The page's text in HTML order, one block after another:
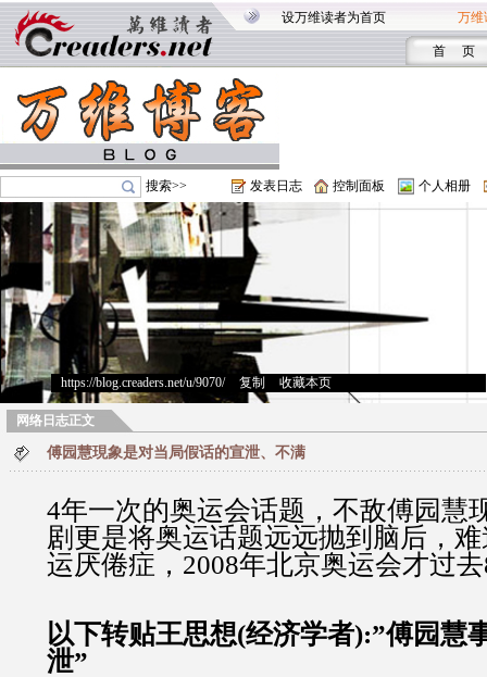
设万维读者为首页 万维
首 页
搜索>> 发表日志 控制面板 个人相册
https://blog.creaders.net/u/9070/> 复制 收藏本页
网络日志正文
傅园慧現象是对当局假话的宣泄、不满
4年一次的奥运会话题，不敌傅园慧
剧更是将奥运话题远远抛到脑后，
运厌倦症，2008年北京奥运会才过
以下转贴王思想(经济学者):”傅园
泄”